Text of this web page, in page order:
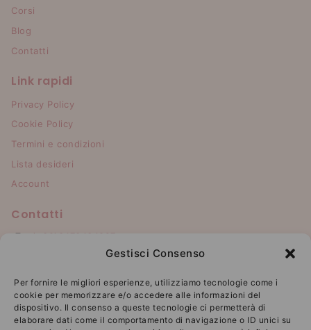
Gestisci Consenso
Per fornire le migliori esperienze, utilizziamo tecnologie come i
cookie per memorizzare e/o accedere alle informazioni del
dispositivo. Il consenso a queste tecnologie ci permetterà di
elaborare dati come il comportamento di navigazione o ID unici su
Corsi
Blog
Contatti
Link rapidi
Privacy Policy
Cookie Policy
Termini e condizioni
Lista desideri
Account
Contatti
(+39)3470434827
info@patricelaurianne.it
Resta connesso con noi!